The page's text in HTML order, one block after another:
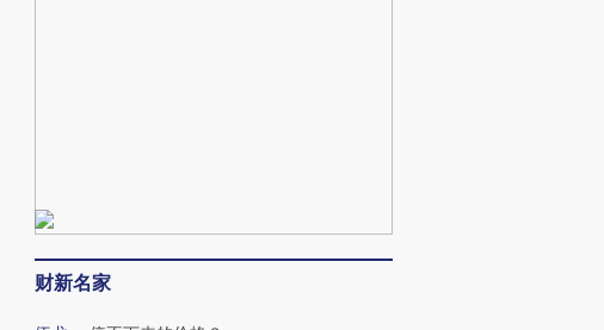
财新名家